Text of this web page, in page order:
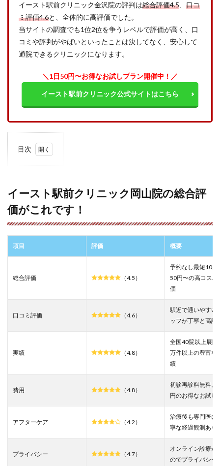
イースト駅前クリニック金沢院の評判は総合評価4.5
口コ
ミ評価4.6と、全体的に高評価でした。
当サイトの調査でも1位2位を争うレベルで評価が高く、口
コミや評判がやばいといったことは決してなく、安心して
通院できるクリニックになります。
＼1日50円〜お得なお試しプラン開催中！／
イースト駅前クリニック公式サイトはこちら
目次
駅前
ニッ
ク岡
山院
合評
価が
す！
スト
駅前
山院
い口
を調
果
スト
イースト駅前クリニック岡山院の総合評
価がこれです！
項目 評価 概要
総合評価 （4.5）
予約なし最短10分
50円〜の高コスパ
価
口コミ評価 （4.6）
駅近で通いやすい
ッフが丁寧と高評
実績 （4.8）
全国40院以上展開
万件以上の豊富な
績
費用 （4.8）
初診再診料無料、
円のお得なお試し
アフターケア （4.2）
治療後も専門医に
寧な経過観測あり
プライバシー （4.7）
オンライン診療が
のでプライバシ